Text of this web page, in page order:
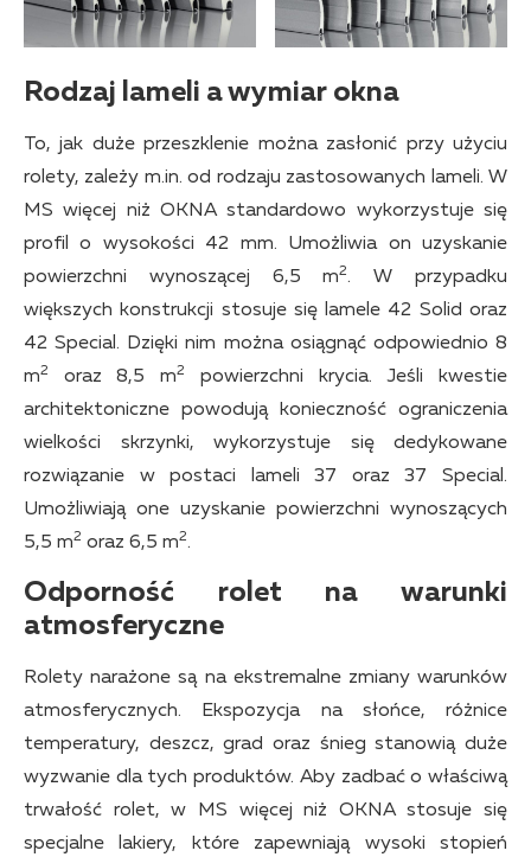
Rodzaj lameli a wymiar okna
To, jak duże przeszklenie można zasłonić przy użyciu
rolety, zależy m.in. od rodzaju zastosowanych lameli. W
MS więcej niż OKNA standardowo wykorzystuje się
profil o wysokości 42 mm. Umożliwia on uzyskanie
powierzchni wynoszącej 6,5 m2. W przypadku
większych konstrukcji stosuje się lamele 42 Solid oraz
42 Special. Dzięki nim można osiągnąć odpowiednio 8
m2 oraz 8,5 m2
powierzchni krycia. Jeśli kwestie
architektoniczne powodują konieczność ograniczenia
wielkości skrzynki, wykorzystuje się dedykowane
rozwiązanie w postaci lameli 37 oraz 37 Special.
Umożliwiają one uzyskanie powierzchni wynoszących
5,5 m2 oraz 6,5 m2.
Odporność rolet na warunki
atmosferyczne
Rolety narażone są na ekstremalne zmiany warunków
atmosferycznych. Ekspozycja na słońce, różnice
temperatury, deszcz, grad oraz śnieg stanowią duże
wyzwanie dla tych produktów. Aby zadbać o właściwą
trwałość rolet, w MS więcej niż OKNA stosuje się
specjalne lakiery, które zapewniają wysoki stopień